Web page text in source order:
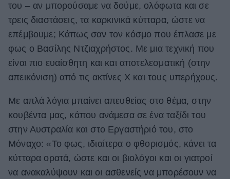
Living
Deco
Cooking
Green
ΒΟΞ
Χωρίς Ταμπέλες
του – αν μπορούσαμε να δούμε, ολόφωτα και σε
τρεις διαστάσεις, τα καρκινικά κύτταρα, ώστε να
επέμβουμε; Κάπως σαν τον κόσμο που έπλασε με
φως ο Βασίλης Ντζιαχρήστος. Με μια τεχνική που
είναι πιο ευαίσθητη και και αποτελεσματική (στην
απεικόνιση) από τις ακτίνες Χ και τους υπερήχους.
Με απλά λόγια μπαίνει απευθείας στο θέμα, στην
κουβέντα μας, κάπου ανάμεσα σε ένα ταξίδι του
στην Αυστραλία και στο Εργαστήριό του, στο
Μόναχο: «Το φως, ιδιαίτερα ο φθορισμός, κάνει τα
κύτταρα ορατά, ώστε και οι βιολόγοι και οι γιατροί
να ανακαλύψουν και οι ασθενείς να μπορέσουν να